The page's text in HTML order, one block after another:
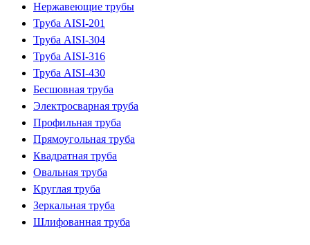
Нержавеющие трубы
Труба AISI-201
Труба AISI-304
Труба AISI-316
Труба AISI-430
Бесшовная труба
Электросварная труба
Профильная труба
Прямоугольная труба
Квадратная труба
Овальная труба
Круглая труба
Зеркальная труба
Шлифованная труба